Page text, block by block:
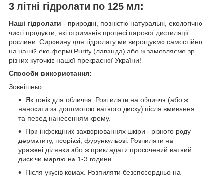
3 літні гідролати по 125 мл:
Наші гідролати - природні, повністю натуральні, екологічно
чисті продукти, які отриманів процесі парової дистиляції
рослини. Сировину для гідролату ми вирощуємо самостійно
на нашій еко-фермі Purity (лаванда) або ж замовляємо зр
різних куточків нашої прекрасної України!
Способи використання:
Зовнішньо:
Як тонік для обличчя. Розпиляти на обличчя (або ж
наносити за допомогою ватного диску) після вмивання
та перед нанесенням крему.
При інфекціних захворюваннях шкіри - різного роду
дерматиту, псоріазі, фурункульозі. Розпиляти на
уражені ділянки або ж прикладати просочений ватний
диск чи марлю на 1-3 години.
Після укусів комах. Розпиляти безспосердньо на